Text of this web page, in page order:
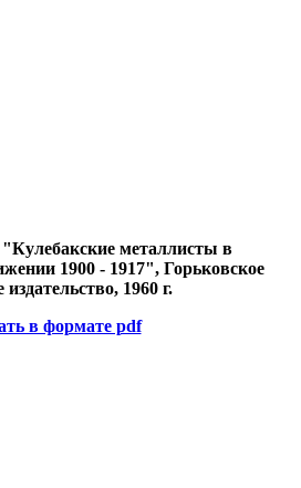
металлисты в
1900 - 1917", Горьковское
1960 г.
в формате pdf